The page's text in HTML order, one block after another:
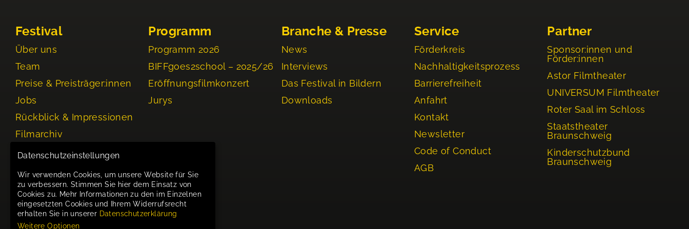
Festival
Über uns
Team
Preise & Preisträger:innen
Jobs
Rückblick & Impressionen
Filmarchiv
Events
Programm
Programm 2026
BIFFgoes2school – 2025/26
Eröffnungsfilmkonzert
Jurys
Branche & Presse
News
Interviews
Das Festival in Bildern
Downloads
Service
Förderkreis
Nachhaltigkeitsprozess
Barrierefreiheit
Anfahrt
Kontakt
Newsletter
Code of Conduct
AGB
Partner
Sponsor:innen und
Förder:innen
Astor Filmtheater
UNIVERSUM Filmtheater
Roter Saal im Schloss
Staatstheater
Braunschweig
Kinderschutzbund
Braunschweig
Datenschutzeinstellungen
Wir verwenden Cookies, um unsere Website für Sie
zu verbessern. Stimmen Sie hier dem Einsatz von
Cookies zu. Mehr Informationen zu den im Einzelnen
eingesetzten Cookies und Ihrem Widerrufsrecht
erhalten Sie in unserer Datenschutzerklärung
Weitere Optionen